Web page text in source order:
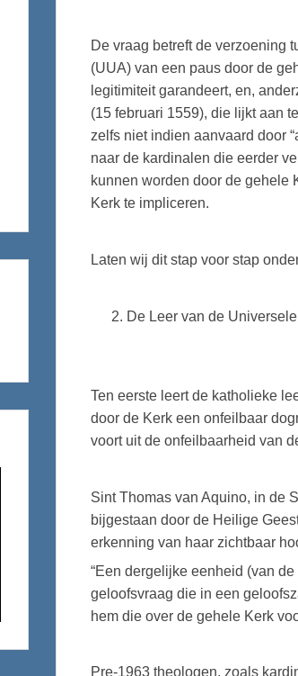
De vraag betreft de verzoening
(UUA) van een paus door de
legitimiteit garandeert, en,
(15 februari 1559), die lijkt aan
zelfs niet indien aanvaard door
naar de kardinalen die eerder
kunnen worden door de gehele
Kerk te impliceren.
Laten wij dit stap voor stap
De Leer van de
Ten eerste leert de katholieke
door de Kerk een onfeilbaar
voort uit de onfeilbaarheid van
Sint Thomas van Aquino, in de
bijgestaan door de Heilige
erkenning van haar zichtbaar
“Een dergelijke eenheid (van
geloofsvraag die in een
hem die over de gehele Kerk
Pre-1963 theologen, zoals